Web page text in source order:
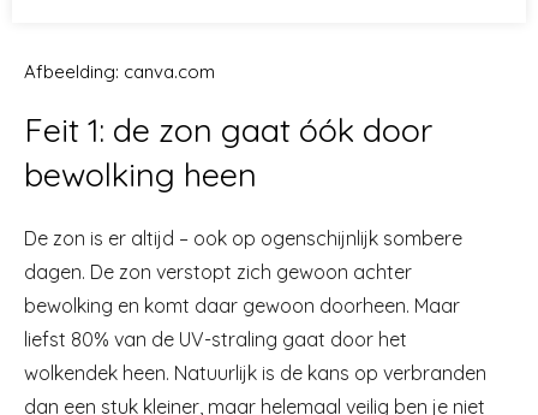
Afbeelding: canva.com
Feit 1: de zon gaat óók door
bewolking heen
De zon is er altijd – ook op ogenschijnlijk sombere
dagen. De zon verstopt zich gewoon achter
bewolking en komt daar gewoon doorheen. Maar
liefst 80% van de UV-straling gaat door het
wolkendek heen. Natuurlijk is de kans op verbranden
dan een stuk kleiner, maar helemaal veilig ben je niet